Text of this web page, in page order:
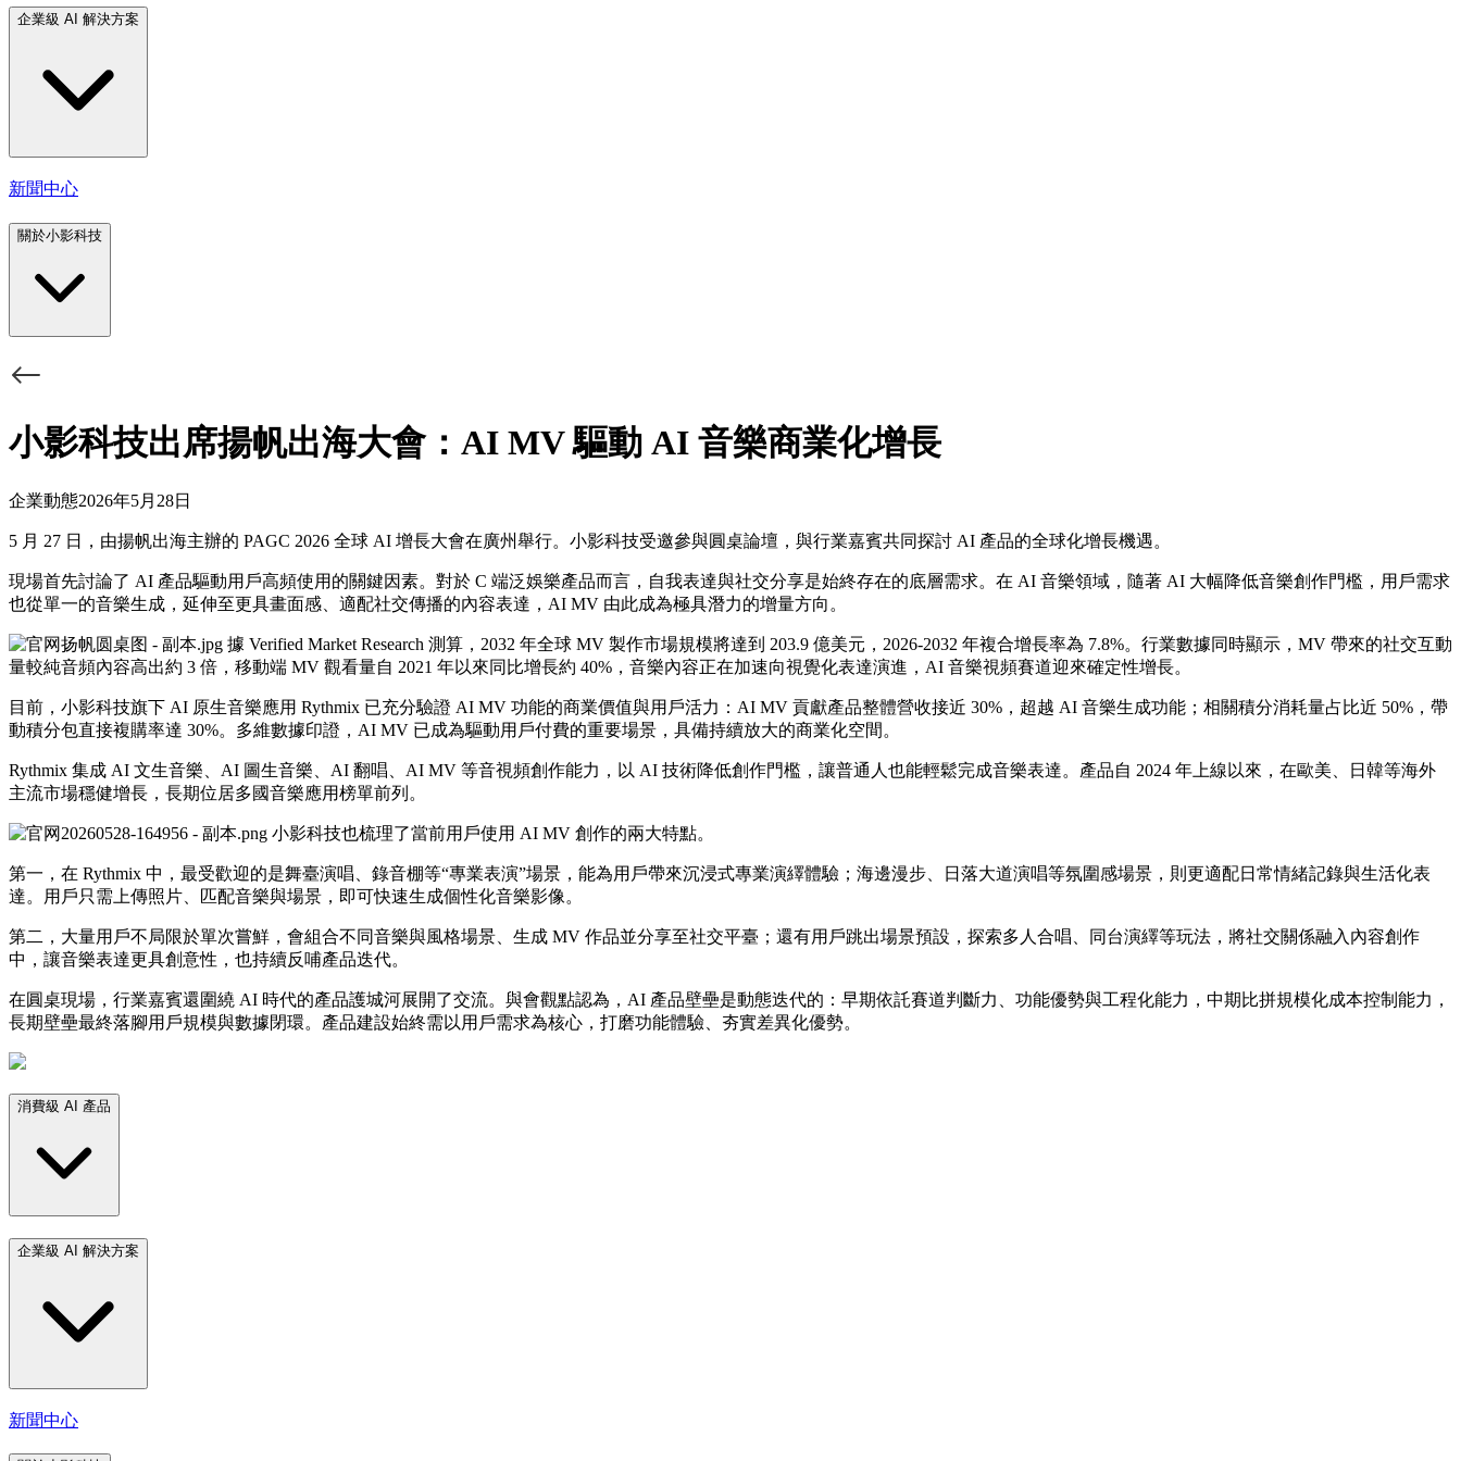
企業級 AI 解決方案
新聞中心
關於小影科技
小影科技出席揚帆出海大會：AI MV 驅動 AI 音樂商業化增長
企業動態2026年5月28日
5 月 27 日，由揚帆出海主辦的 PAGC 2026 全球 AI 增長大會在廣州舉行。小影科技受邀參與圓桌論壇，與行業嘉賓共同探討 AI 產品的全球化增長機遇。
現場首先討論了 AI 產品驅動用戶高頻使用的關鍵因素。對於 C 端泛娛樂產品而言，自我表達與社交分享是始終存在的底層需求。在 AI 音樂領域，隨著 AI 大幅降低音樂創作門檻，用戶需求
也從單一的音樂生成，延伸至更具畫面感、適配社交傳播的內容表達，AI MV 由此成為極具潛力的增量方向。
據 Verified Market Research 測算，2032 年全球 MV 製作市場規模將達到 203.9 億美元，2026-2032 年複合增長率為 7.8%。行業數據同時顯示，MV 帶來的社交互動
量較純音頻內容高出約 3 倍，移動端 MV 觀看量自 2021 年以來同比增長約 40%，音樂內容正在加速向視覺化表達演進，AI 音樂視頻賽道迎來確定性增長。
目前，小影科技旗下 AI 原生音樂應用 Rythmix 已充分驗證 AI MV 功能的商業價值與用戶活力：AI MV 貢獻產品整體營收接近 30%，超越 AI 音樂生成功能；相關積分消耗量占比近 50%，帶
動積分包直接複購率達 30%。多維數據印證，AI MV 已成為驅動用戶付費的重要場景，具備持續放大的商業化空間。
Rythmix 集成 AI 文生音樂、AI 圖生音樂、AI 翻唱、AI MV 等音視頻創作能力，以 AI 技術降低創作門檻，讓普通人也能輕鬆完成音樂表達。產品自 2024 年上線以來，在歐美、日韓等海外
主流市場穩健增長，長期位居多國音樂應用榜單前列。
小影科技也梳理了當前用戶使用 AI MV 創作的兩大特點。
第一，在 Rythmix 中，最受歡迎的是舞臺演唱、錄音棚等“專業表演”場景，能為用戶帶來沉浸式專業演繹體驗；海邊漫步、日落大道演唱等氛圍感場景，則更適配日常情緒記錄與生活化表
達。用戶只需上傳照片、匹配音樂與場景，即可快速生成個性化音樂影像。
第二，大量用戶不局限於單次嘗鮮，會組合不同音樂與風格場景、生成 MV 作品並分享至社交平臺；還有用戶跳出場景預設，探索多人合唱、同台演繹等玩法，將社交關係融入內容創作
中，讓音樂表達更具創意性，也持續反哺產品迭代。
在圓桌現場，行業嘉賓還圍繞 AI 時代的產品護城河展開了交流。與會觀點認為，AI 產品壁壘是動態迭代的：早期依託賽道判斷力、功能優勢與工程化能力，中期比拼規模化成本控制能力，
長期壁壘最終落腳用戶規模與數據閉環。產品建設始終需以用戶需求為核心，打磨功能體驗、夯實差異化優勢。
消費級 AI 產品
企業級 AI 解決方案
新聞中心